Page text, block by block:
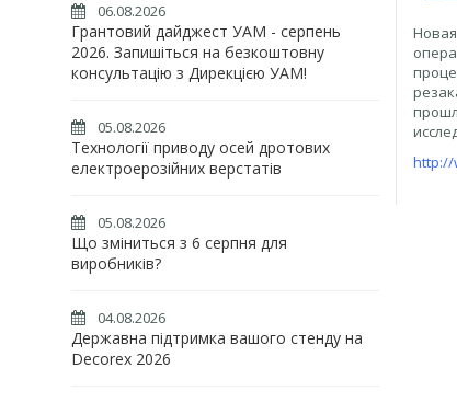
06.08.2026
Грантовий дайджест УАМ - серпень
2026. Запишіться на безкоштовну
консультацію з Дирекцією УАМ!
05.08.2026
Технології приводу осей дротових
електроерозійних верстатів
05.08.2026
Що зміниться з 6 серпня для
виробників?
04.08.2026
Державна підтримка вашого стенду на
Decorex 2026
http://